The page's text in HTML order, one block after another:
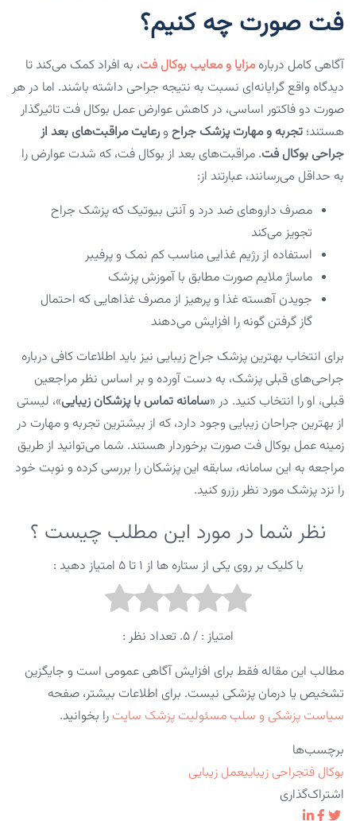
فت صورت چه کنیم؟
آگاهی کامل دربارهمزایا و معایب بوکال فت، به افراد کمک می‌کند تا
دیدگاه واقع گرایانه‌ای نسبت به نتیجه جراحی داشته باشند. اما در هر
صورت دو فاکتور اساسی، در کاهش عوارض عمل بوکال فت تاثیرگذار
هستند؛ تجربه و مهارت پزشک جراح ورعایت مراقبت‌های بعد از
جراحی بوکال فت. مراقبت‌های بعد از بوکال فت، که شدت عوارض را
به حداقل می‌رسانند، عبارتند از:
مصرف داروهای ضد درد و آنتی بیوتیک که پزشک جراح
تجویز می‌کند
استفاده از رژیم غذایی مناسب کم نمک و پرفیبر
ماساژ ملایم صورت مطابق با آموزش پزشک
جویدن آهسته غذا و پرهیز از مصرف غذاهایی که احتمال
گاز گرفتن گونه را افزایش می‌دهند
برای انتخاب بهترین پزشک جراح زیبایی نیز باید اطلاعات کافی درباره
جراحی‌های قبلی پزشک، به دست آورده و بر اساس نظر مراجعین
قبلی، او را انتخاب کنید. در «سامانه تماس با پزشکان زیبایی»، لیستی
از بهترین جراحان زیبایی وجود دارد، که از بیشترین تجربه و مهارت در
زمینه عمل بوکال فت صورت برخوردار هستند. شما می‌توانید از طریق
مراجعه به این سامانه، سابقه این پزشکان را بررسی کرده و نوبت خود
را نزد پزشک مورد نظر رزرو کنید.
نظر شما در مورد این مطلب چیست ؟
با کلیک بر روی یکی از ستاره ها از ۱ تا ۵ امتیاز دهید :
امتیاز : / ۵. تعداد نظر :
مطالب این مقاله فقط برای افزایش آگاهی عمومی است و جایگزین
تشخیص یا درمان پزشکی نیست. برای اطلاعات بیشتر، صفحه
سیاست پزشکی و سلب مسئولیت پزشک سایت را بخوانید.
برچسب‌ها
بوکال فتجراحی زیباییعمل زیبایی
اشتراک‌گذاری